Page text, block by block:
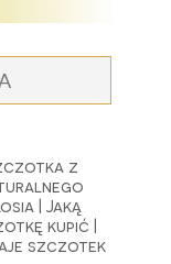
z
| Jaką
kupić |
szczotek